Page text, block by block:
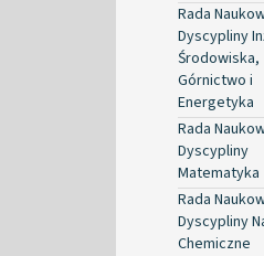
Rada
Dyscypliny
Środowiska,
Górnictwo i
Energetyka
Rada
Dyscypliny
Matematyka
Rada
Dyscypliny
Chemiczne